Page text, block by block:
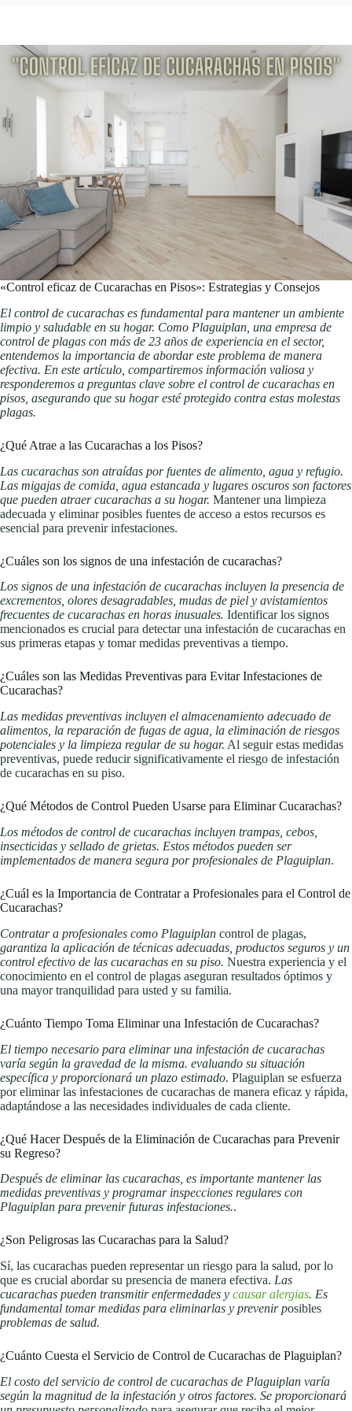
«Control eficaz de Cucarachas en Pisos»: Estrategias y Consejos
El control de cucarachas es fundamental para mantener un ambiente
limpio y saludable en su hogar. Como Plaguiplan, una empresa de
control de plagas con más de 23 años de experiencia en el sector,
entendemos la importancia de abordar este problema de manera
efectiva. En este artículo, compartiremos información valiosa y
responderemos a preguntas clave sobre el control de cucarachas en
pisos, asegurando que su hogar esté protegido contra estas molestas
plagas.
¿Qué Atrae a las Cucarachas a los Pisos?
Las cucarachas son atraídas por fuentes de alimento, agua y refugio.
Las migajas de comida, agua estancada y lugares oscuros son factores
que pueden atraer cucarachas a su hogar. Mantener una limpieza
adecuada y eliminar posibles fuentes de acceso a estos recursos es
esencial para prevenir infestaciones.
¿Cuáles son los signos de una infestación de cucarachas?
Los signos de una infestación de cucarachas incluyen la presencia de
excrementos, olores desagradables, mudas de piel y avistamientos
frecuentes de cucarachas en horas inusuales. Identificar los signos
mencionados es crucial para detectar una infestación de cucarachas en
sus primeras etapas y tomar medidas preventivas a tiempo.
¿Cuáles son las Medidas Preventivas para Evitar Infestaciones de
Cucarachas?
Las medidas preventivas incluyen el almacenamiento adecuado de
alimentos, la reparación de fugas de agua, la eliminación de riesgos
potenciales y la limpieza regular de su hogar. Al seguir estas medidas
preventivas, puede reducir significativamente el riesgo de infestación
de cucarachas en su piso.
¿Qué Métodos de Control Pueden Usarse para Eliminar Cucarachas?
Los métodos de control de cucarachas incluyen trampas, cebos,
insecticidas y sellado de grietas. Estos métodos pueden ser
implementados de manera segura por profesionales de Plaguiplan.
¿Cuál es la Importancia de Contratar a Profesionales para el Control de
Cucarachas?
Contratar a profesionales como Plaguiplan control de plagas,
garantiza la aplicación de técnicas adecuadas, productos seguros y un
control efectivo de las cucarachas en su piso. Nuestra experiencia y el
conocimiento en el control de plagas aseguran resultados óptimos y
una mayor tranquilidad para usted y su familia.
¿Cuánto Tiempo Toma Eliminar una Infestación de Cucarachas?
El tiempo necesario para eliminar una infestación de cucarachas
varía según la gravedad de la misma. evaluando su situación
específica y proporcionará un plazo estimado. Plaguiplan se esfuerza
por eliminar las infestaciones de cucarachas de manera eficaz y rápida,
adaptándose a las necesidades individuales de cada cliente.
¿Qué Hacer Después de la Eliminación de Cucarachas para Prevenir
su Regreso?
Después de eliminar las cucarachas, es importante mantener las
medidas preventivas y programar inspecciones regulares con
Plaguiplan para prevenir futuras infestaciones..
¿Son Peligrosas las Cucarachas para la Salud?
Sí, las cucarachas pueden representar un riesgo para la salud, por lo
que es crucial abordar su presencia de manera efectiva. Las
cucarachas pueden transmitir enfermedades y causar alergias. Es
fundamental tomar medidas para eliminarlas y prevenir posibles
problemas de salud.
¿Cuánto Cuesta el Servicio de Control de Cucarachas de Plaguiplan?
El costo del servicio de control de cucarachas de Plaguiplan varía
según la magnitud de la infestación y otros factores. Se proporcionará